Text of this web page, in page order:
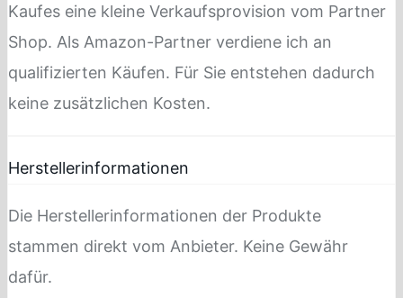
Kaufes eine kleine Verkaufsprovision vom Partner
Shop. Als Amazon-Partner verdiene ich an
qualifizierten Käufen. Für Sie entstehen dadurch
keine zusätzlichen Kosten.
Herstellerinformationen
Die Herstellerinformationen der Produkte
stammen direkt vom Anbieter. Keine Gewähr
dafür.